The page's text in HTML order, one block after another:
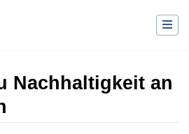
Nachhaltigkeit an